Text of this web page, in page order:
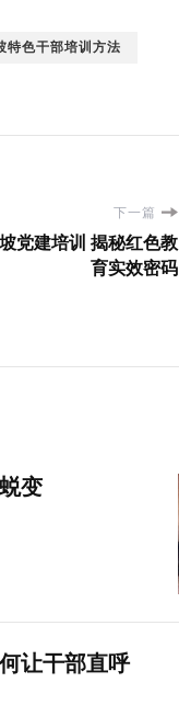
特色干部培训方法
下一篇
党建培训 揭秘红色教
育实效密码
变
让干部直呼